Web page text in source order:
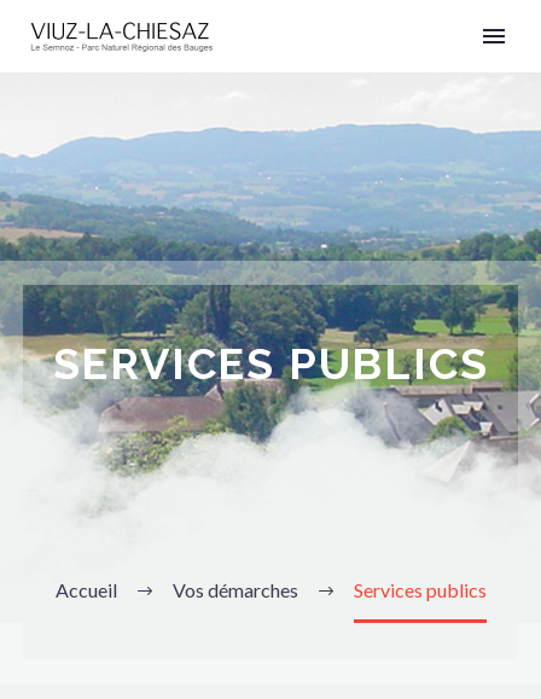
SERVICES PUBLICS
Accueil Vos démarches Services publics